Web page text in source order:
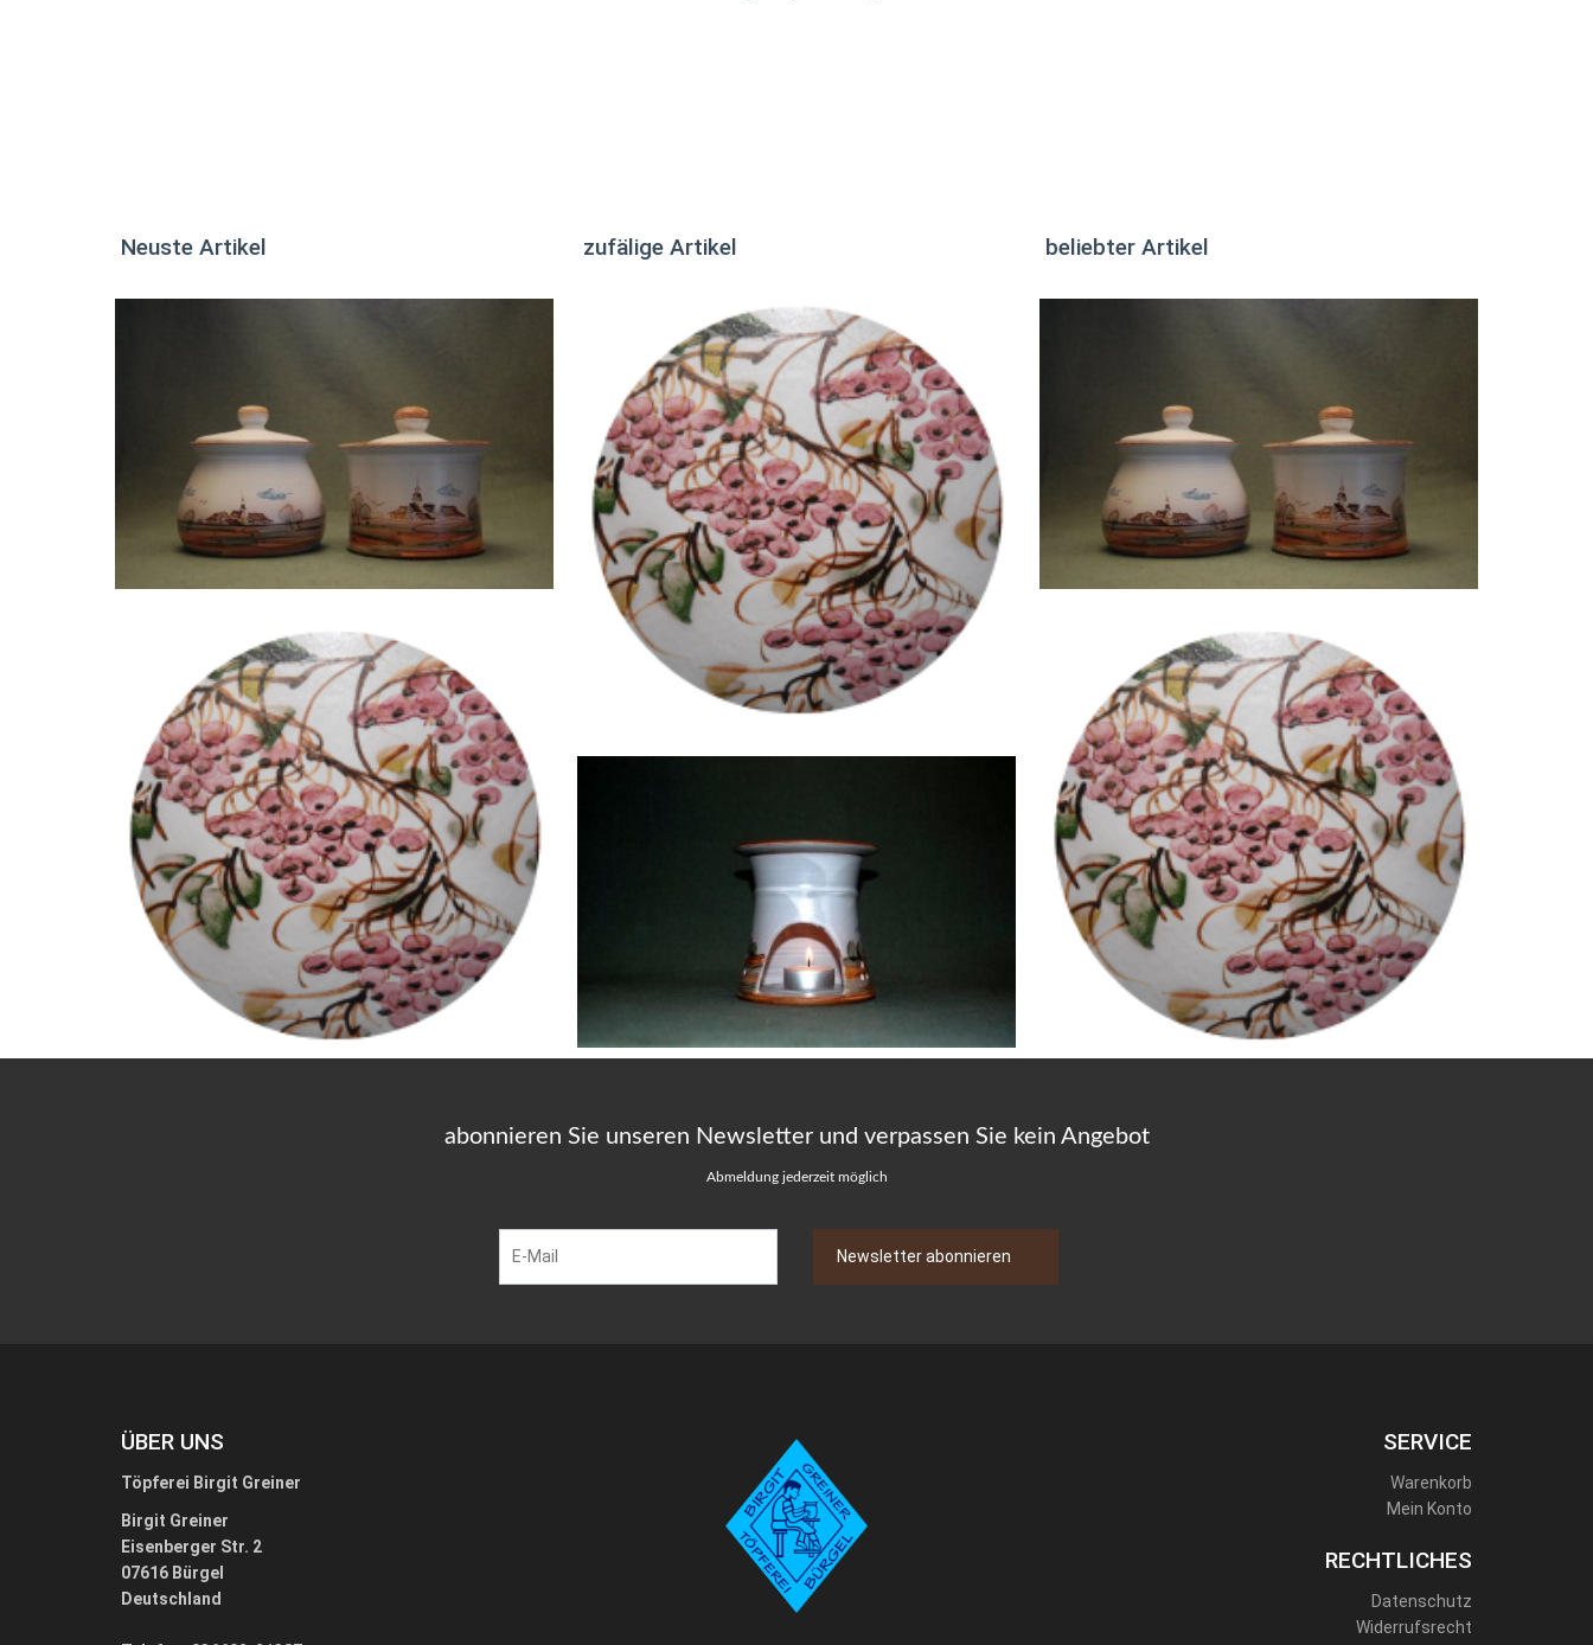
Neuste Artikel zufälige Artikel beliebter Artikel
abonnieren Sie unseren Newsletter und verpassen Sie kein Angebot
Abmeldung jederzeit möglich
ÜBER UNS
Töpferei Birgit Greiner
Birgit Greiner
Eisenberger Str. 2
07616 Bürgel
Deutschland
SERVICE
Warenkorb
Mein Konto
RECHTLICHES
Datenschutz
Widerrufsrecht